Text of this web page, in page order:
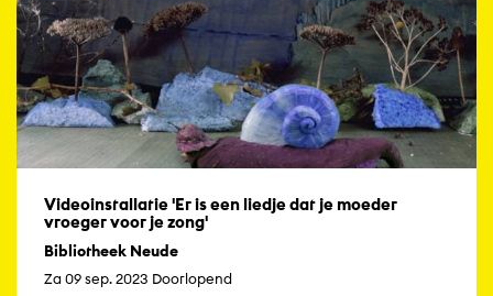
Videoinstallatie 'Er is een liedje dat je moeder
vroeger voor je zong'
Bibliotheek Neude
Za 09 sep. 2023 Doorlopend